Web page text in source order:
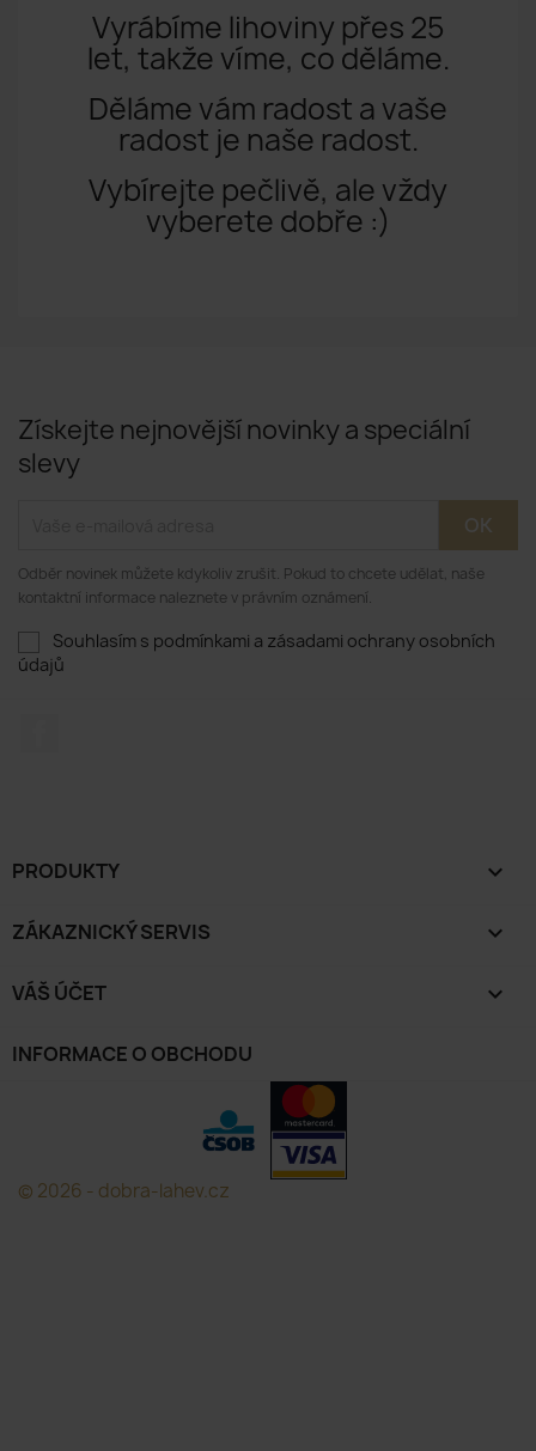
Vyrábíme lihoviny přes 25
let, takže víme, co děláme.
Děláme vám radost a vaše
radost je naše radost.
Vybírejte pečlivě, ale vždy
vyberete dobře :)
Získejte nejnovější novinky a speciální
slevy
Odběr novinek můžete kdykoliv zrušit. Pokud to chcete udělat, naše
kontaktní informace naleznete v právním oznámení.
Souhlasím s podmínkami a zásadami ochrany osobních
údajů
PRODUKTY 
ZÁKAZNICKÝ SERVIS 
VÁŠ ÚČET 
INFORMACE O OBCHODU
© 2026 - dobra-lahev.cz